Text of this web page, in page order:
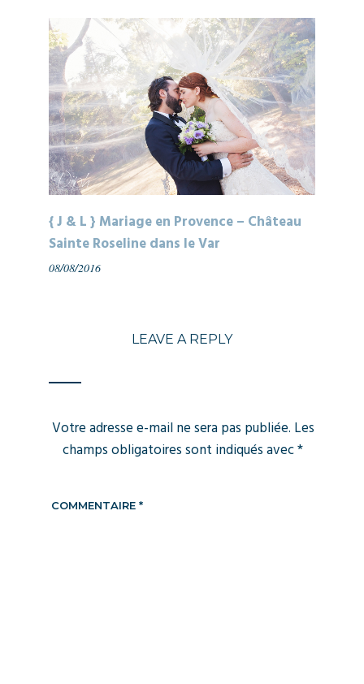
{ J & L } Mariage en Provence – Château
Sainte Roseline dans le Var
08/08/2016
LEAVE A REPLY
Votre adresse e-mail ne sera pas publiée. Les
champs obligatoires sont indiqués avec*
COMMENTAIRE *